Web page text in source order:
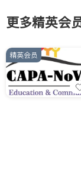
建筑装
养老
更多精英会
精英会员